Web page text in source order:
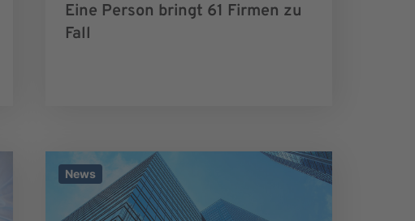
Eine Person bringt 61 Firmen zu
Fall
News